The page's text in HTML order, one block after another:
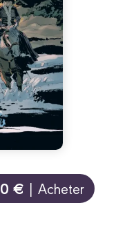
€ | Acheter